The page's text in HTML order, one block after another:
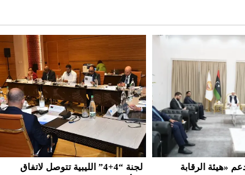
الليبية تتوصل لاتفاق
بعد تعذيب مواطن : النيابة تأمر بحبس